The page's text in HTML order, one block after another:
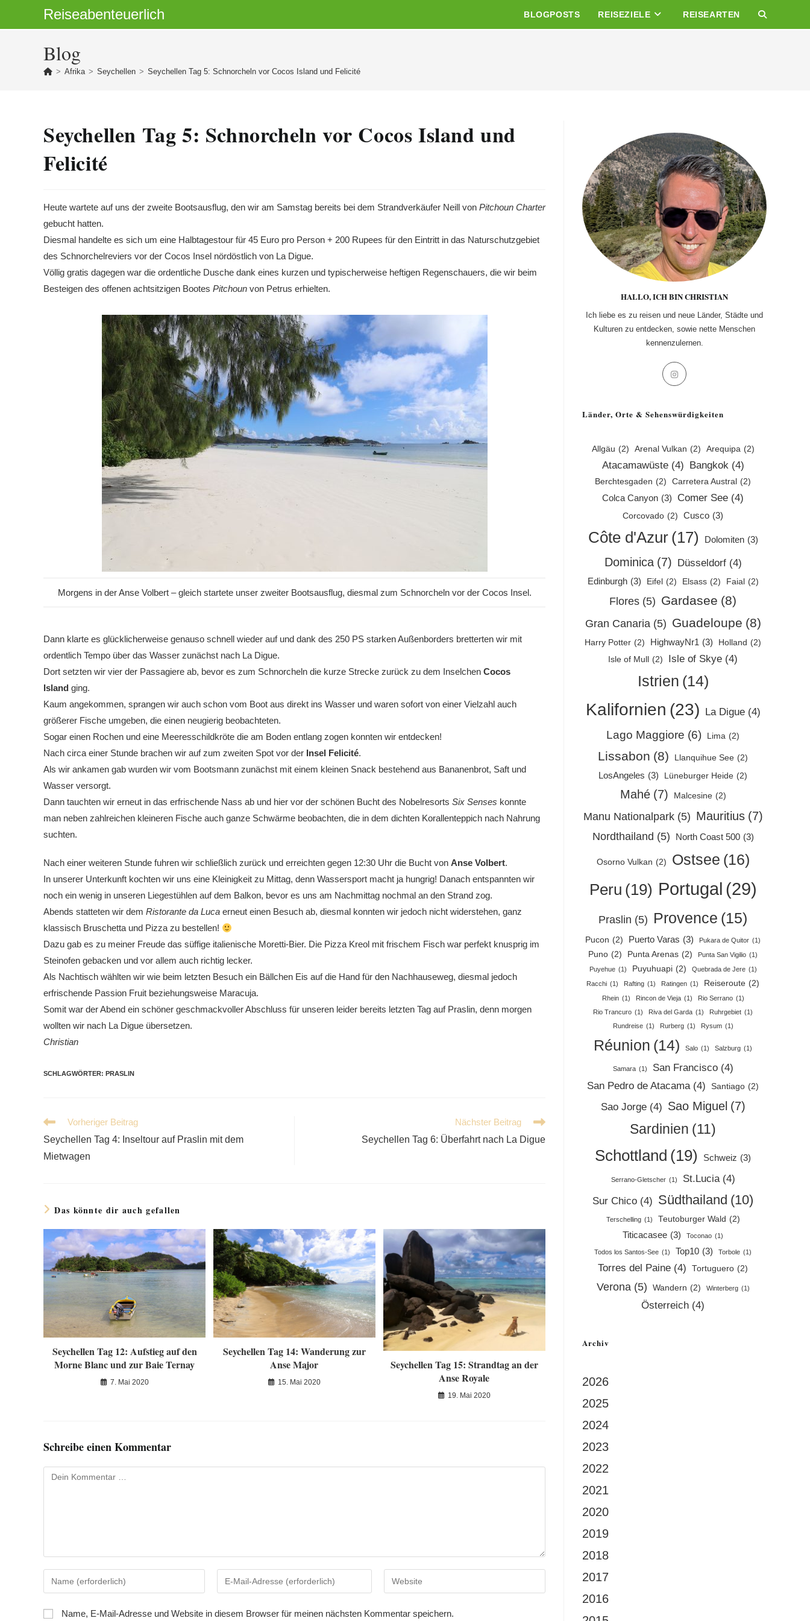
Reiseabenteuerlich BLOGPOSTS REISEZIELE REISEARTEN WEBSITE-
Blog
> Afrika > Seychellen > Seychellen Tag 5: Schnorcheln vor Cocos Island und Felicité
Seychellen Tag 5: Schnorcheln vor Cocos Island und
Felicité
Heute wartete auf uns der zweite Bootsausflug, den wir am Samstag bereits bei dem Strandverkäufer Neill von Pitchoun Charter
gebucht hatten.
Diesmal handelte es sich um eine Halbtagestour für 45 Euro pro Person + 200 Rupees für den Eintritt in das Naturschutzgebiet
des Schnorchelreviers vor der Cocos Insel nördöstlich von La Digue.
Völlig gratis dagegen war die ordentliche Dusche dank eines kurzen und typischerweise heftigen Regenschauers, die wir beim
Besteigen des offenen achtsitzigen Bootes Pitchoun von Petrus erhielten.
Morgens in der Anse Volbert – gleich startete unser zweiter Bootsausflug, diesmal zum Schnorcheln vor der Cocos Insel.
Dann klarte es glücklicherweise genauso schnell wieder auf und dank des 250 PS starken Außenborders bretterten wir mit
ordentlich Tempo über das Wasser zunächst nach La Digue.
Dort setzten wir vier der Passagiere ab, bevor es zum Schnorcheln die kurze Strecke zurück zu dem Inselchen Cocos
Island ging.
Kaum angekommen, sprangen wir auch schon vom Boot aus direkt ins Wasser und waren sofort von einer Vielzahl auch
größerer Fische umgeben, die einen neugierig beobachteten.
Sogar einen Rochen und eine Meeresschildkröte die am Boden entlang zogen konnten wir entdecken!
Nach circa einer Stunde brachen wir auf zum zweiten Spot vor der Insel Felicité.
Als wir ankamen gab wurden wir vom Bootsmann zunächst mit einem kleinen Snack bestehend aus Bananenbrot, Saft und
Wasser versorgt.
Dann tauchten wir erneut in das erfrischende Nass ab und hier vor der schönen Bucht des Nobelresorts Six Senses konnte
man neben zahlreichen kleineren Fische auch ganze Schwärme beobachten, die in dem dichten Korallenteppich nach Nahrung
suchten.
Nach einer weiteren Stunde fuhren wir schließlich zurück und erreichten gegen 12:30 Uhr die Bucht von Anse Volbert.
In unserer Unterkunft kochten wir uns eine Kleinigkeit zu Mittag, denn Wassersport macht ja hungrig! Danach entspannten wir
noch ein wenig in unseren Liegestühlen auf dem Balkon, bevor es uns am Nachmittag nochmal an den Strand zog.
Abends statteten wir dem Ristorante da Luca erneut einen Besuch ab, diesmal konnten wir jedoch nicht widerstehen, ganz
klassisch Bruschetta und Pizza zu bestellen!
Dazu gab es zu meiner Freude das süffige italienische Moretti-Bier. Die Pizza Kreol mit frischem Fisch war perfekt knusprig im
Steinofen gebacken und vor allem auch richtig lecker.
Als Nachtisch wählten wir wie beim letzten Besuch ein Bällchen Eis auf die Hand für den Nachhauseweg, diesmal jedoch
erfrischende Passion Fruit beziehungsweise Maracuja.
Somit war der Abend ein schöner geschmackvoller Abschluss für unseren leider bereits letzten Tag auf Praslin, denn morgen
wollten wir nach La Digue übersetzen.
Christian
SCHLAGWÖRTER: PRASLIN
Weitere
Artikel
ansehen
Vorheriger Beitrag
Seychellen Tag 4: Inseltour auf Praslin mit dem
Mietwagen
Nächster Beitrag
Seychellen Tag 6: Überfahrt nach La Digue
Das könnte dir auch gefallen
Seychellen Tag 12: Aufstieg auf den
Morne Blanc und zur Baie Ternay
7. Mai 2020
Seychellen Tag 14: Wanderung zur
Anse Major
15. Mai 2020
Seychellen Tag 15: Strandtag an der
Anse Royale
19. Mai 2020
Schreibe einen Kommentar
Kommentar
Gib
deinen
Gib
deine
Gib
deine
Name, E-Mail-Adresse und Website in diesem Browser für meinen nächsten Kommentar speichern.
HALLO, ICH BIN CHRISTIAN
Ich liebe es zu reisen und neue Länder, Städte und
Kulturen zu entdecken, sowie nette Menschen
kennenzulernen.
new
Länder, Orte & Sehenswürdigkeiten
Allgäu (2) Arenal Vulkan (2) Arequipa (2)
Atacamawüste (4) Bangkok (4)
Berchtesgaden (2) Carretera Austral (2)
Colca Canyon (3) Comer See (4)
Corcovado (2) Cusco (3)
Côte d'Azur (17) Dolomiten (3)
Dominica (7) Düsseldorf (4)
Edinburgh (3) Eifel (2) Elsass (2) Faial (2)
Flores (5) Gardasee (8)
Gran Canaria (5) Guadeloupe (8)
Harry Potter (2) HighwayNr1 (3) Holland (2)
Isle of Mull (2) Isle of Skye (4)
Istrien (14)
Kalifornien (23) La Digue (4)
Lago Maggiore (6) Lima (2)
Lissabon (8) Llanquihue See (2)
LosAngeles (3) Lüneburger Heide (2)
Mahé (7) Malcesine (2)
Manu Nationalpark (5) Mauritius (7)
Nordthailand (5) North Coast 500 (3)
Osorno Vulkan (2) Ostsee (16)
Peru (19) Portugal (29)
Praslin (5) Provence (15)
Pucon (2) Puerto Varas (3) Pukara de Quitor (1)
Puno (2) Punta Arenas (2) Punta San Vigilio (1)
Puyehue (1) Puyuhuapi (2) Quebrada de Jere (1)
Racchi (1) Rafting (1) Ratingen (1) Reiseroute (2)
Rhein (1) Rincon de Vieja (1) Rio Serrano (1)
Rio Trancuro (1) Riva del Garda (1) Ruhrgebiet (1)
Rundreise (1) Rurberg (1) Rysum (1)
Réunion (14) Salo (1) Salzburg (1)
Samara (1) San Francisco (4)
San Pedro de Atacama (4) Santiago (2)
Sao Jorge (4) Sao Miguel (7)
Sardinien (11)
Schottland (19) Schweiz (3)
Serrano-Gletscher (1) St.Lucia (4)
Sur Chico (4) Südthailand (10)
Terschelling (1) Teutoburger Wald (2)
Titicacasee (3) Toconao (1)
Todos los Santos-See (1) Top10 (3) Torbole (1)
Torres del Paine (4) Tortuguero (2)
Verona (5) Wandern (2) Winterberg (1)
Österreich (4)
Archiv
2026
2025
2024
2023
2022
2021
2020
2019
2018
2017
2016